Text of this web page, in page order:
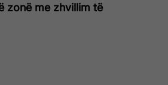
zonë me zhvillim të